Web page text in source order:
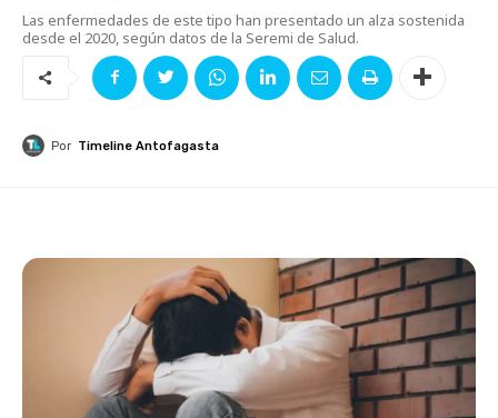
Las enfermedades de este tipo han presentado un alza sostenida
desde el 2020, según datos de la Seremi de Salud.
Por Timeline Antofagasta